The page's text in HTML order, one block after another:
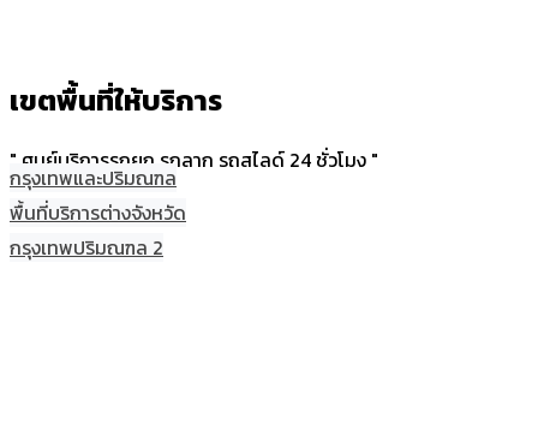
เขตพื้นที่ให้บริการ
" ศูนย์บริการรถยก รถลาก รถสไลด์ 24 ชั่วโมง "
กรุงเทพและปริมณฑล
พื้นที่บริการต่างจังหวัด
กรุงเทพปริมณฑล 2